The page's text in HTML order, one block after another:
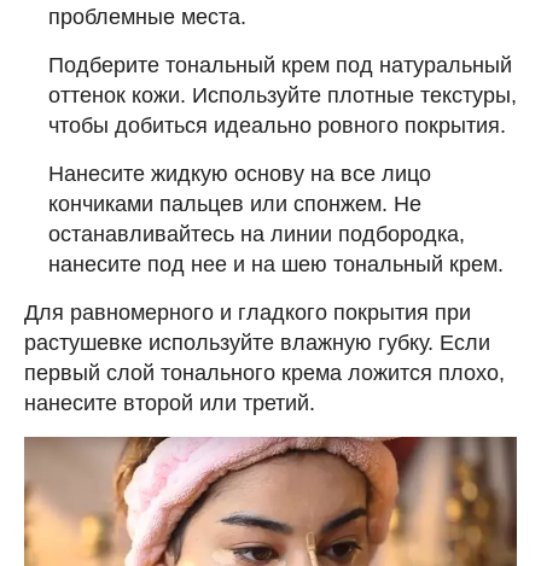
проблемные места.
Подберите тональный крем под натуральный
оттенок кожи. Используйте плотные текстуры,
чтобы добиться идеально ровного покрытия.
Нанесите жидкую основу на все лицо
кончиками пальцев или спонжем. Не
останавливайтесь на линии подбородка,
нанесите под нее и на шею тональный крем.
Для равномерного и гладкого покрытия при
растушевке используйте влажную губку. Если
первый слой тонального крема ложится плохо,
нанесите второй или третий.